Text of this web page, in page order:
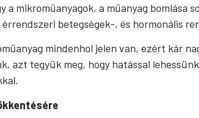
a mikroműanyagok, a műanyag
betegségek-, és hormonális
mindenhol jelen van, ezért kár
azt tegyük meg, hogy hatással